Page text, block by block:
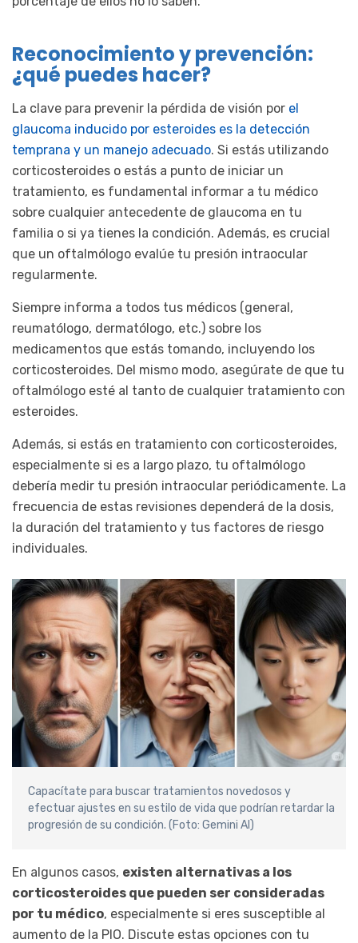
Reconocimiento y prevención:
¿qué puedes hacer?
La clave para prevenir la pérdida de visión por el
glaucoma inducido por esteroides es la detección
temprana y un manejo adecuado. Si estás utilizando
corticosteroides o estás a punto de iniciar un
tratamiento, es fundamental informar a tu médico
sobre cualquier antecedente de glaucoma en tu
familia o si ya tienes la condición. Además, es crucial
que un oftalmólogo evalúe tu presión intraocular
regularmente.
Siempre informa a todos tus médicos (general,
reumatólogo, dermatólogo, etc.) sobre los
medicamentos que estás tomando, incluyendo los
corticosteroides. Del mismo modo, asegúrate de que tu
oftalmólogo esté al tanto de cualquier tratamiento con
esteroides.
Además, si estás en tratamiento con corticosteroides,
especialmente si es a largo plazo, tu oftalmólogo
debería medir tu presión intraocular periódicamente. La
frecuencia de estas revisiones dependerá de la dosis,
la duración del tratamiento y tus factores de riesgo
individuales.
Capacítate para buscar tratamientos novedosos y
efectuar ajustes en su estilo de vida que podrían retardar la
progresión de su condición. (Foto: Gemini AI)
En algunos casos, existen alternativas a los
corticosteroides que pueden ser consideradas
por tu médico, especialmente si eres susceptible al
aumento de la PIO. Discute estas opciones con tu